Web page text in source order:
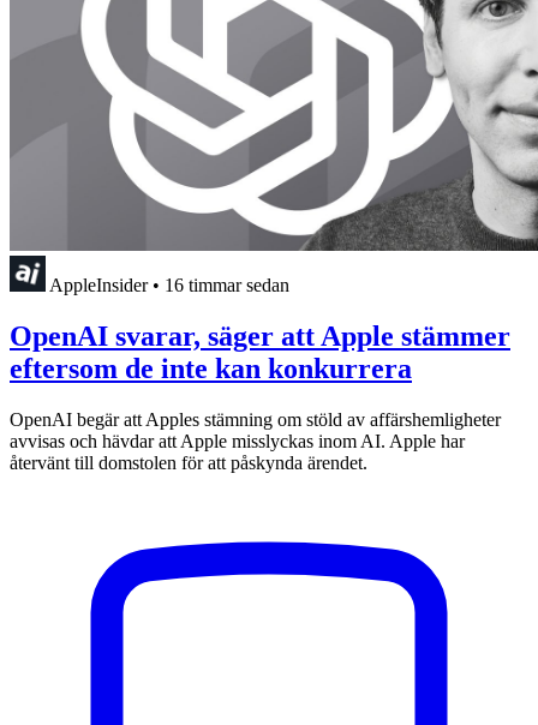
AppleInsider • 16 timmar sedan
OpenAI svarar, säger att Apple stämmer
eftersom de inte kan konkurrera
OpenAI begär att Apples stämning om stöld av affärshemligheter
avvisas och hävdar att Apple misslyckas inom AI. Apple har
återvänt till domstolen för att påskynda ärendet.